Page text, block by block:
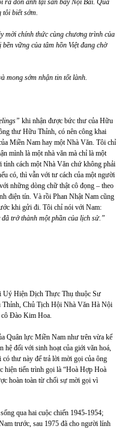
biết sớm.
mời chính thức cùng chương trình của
vững của tâm hồn Việt đang chờ
mong sớm nhận tin tốt lành.
khi nhận được bức thư của Hữu
thư Hữu Thỉnh, có nên công khai
Miền Nam hay một Nhà Văn. Tôi chỉ
mình là một nhà văn mà chỉ là một
cách một Nhà Văn chứ không phải
có, thì vẫn với tư cách của một người
những dòng chữ thật cô đọng – theo
điện tín. Và rồi Phan Nhật Nam cũng
khi gửi đi. Tôi chỉ nói với Nam:
trở thành một phần của lịch sử.”
Uý Hiện Dịch Thực Thụ thuộc Sư
Chủ Tịch Hội Nhà Văn Hà Nội
Đào Kim Hoa.
Quân lực Miền Nam như trên vừa kể
hệ đối với sinh hoạt của giới văn hoá,
thư này để trả lời mời gọi của ông
hiện tiến trình gọi là “Hoà Hợp Hoà
hoàn toàn từ chối sự mời gọi vì
qua hai cuộc chiến 1945-1954;
trước, sau 1975 đã cho người lính